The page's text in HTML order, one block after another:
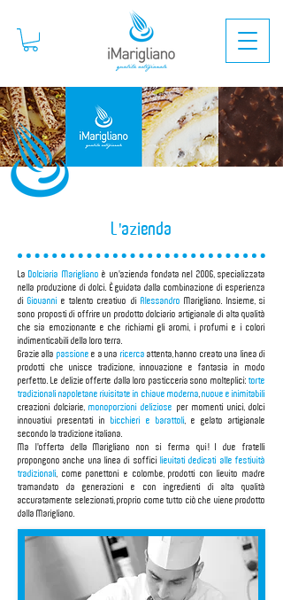
L'azienda
LaDolciaria Marigliano è un'azienda fondata nel 2006, specializzata
nella produzione di dolci. È guidata dalla combinazione di esperienza
diGiovanni e talento creativo di Alessandro Marigliano. Insieme, si
sono proposti di offrire un prodotto dolciario artigianale di alta qualità
che sia emozionante e che richiami gli aromi, i profumi e i colori
indimenticabili della loro terra.
Grazie alla passione e a una ricerca attenta, hanno creato una linea di
prodotti che unisce tradizione, innovazione e fantasia in modo
perfetto. Le delizie offerte dalla loro pasticceria sono molteplici: torte
tradizionali napoletane rivisitate in chiave moderna,nuove e inimitabili
creazioni dolciarie,monoporzioni deliziose per momenti unici, dolci
innovativi presentati in bicchieri e barattoli, e gelato artigianale
secondo la tradizione italiana.
Ma l'offerta della Marigliano non si ferma qui! I due fratelli
propongono anche una linea di soffici lievitati dedicati alle festività
tradizionali, come panettoni e colombe, prodotti con lievito madre
tramandato da generazioni e con ingredienti di alta qualità
accuratamente selezionati, proprio come tutto ciò che viene prodotto
dalla Marigliano.